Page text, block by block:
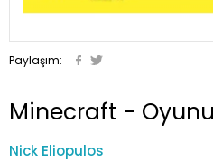
Paylaşım:
Minecraft -
Nick Eliopulos